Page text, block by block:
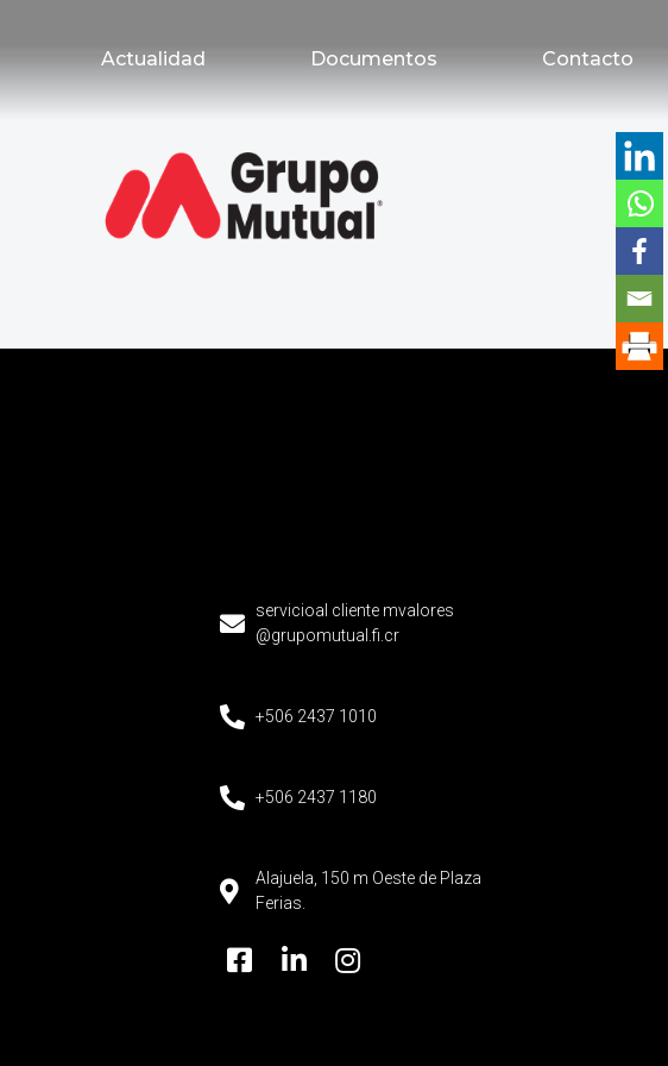
Actualidad Documentos Contacto
servicioal cliente mvalores
@grupomutual.fi.cr
+506 2437 1010
+506 2437 1180
Alajuela, 150 m Oeste de Plaza
Ferias.